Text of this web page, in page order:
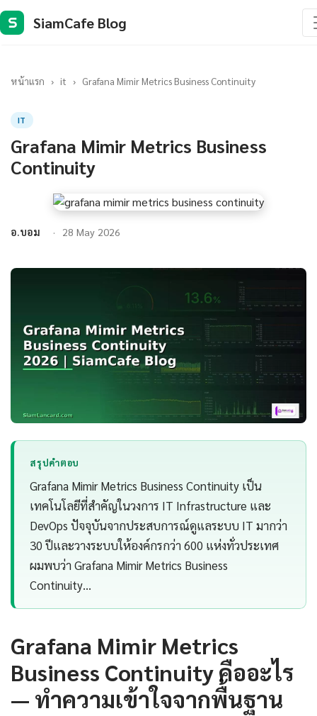
S SiamCafe Blog
หน้าแรก › it › Grafana Mimir Metrics Business Continuity
IT
Grafana Mimir Metrics Business
Continuity
อ.บอม 28 May 2026
สรุปคำตอบ
Grafana Mimir Metrics Business Continuity เป็น
เทคโนโลยีที่สำคัญในวงการ IT Infrastructure และ
DevOps ปัจจุบันจากประสบการณ์ดูแลระบบ IT มากว่า
30 ปีและวางระบบให้องค์กรกว่า 600 แห่งทั่วประเทศ
ผมพบว่า Grafana Mimir Metrics Business
Continuity…
Grafana Mimir Metrics
Business Continuity คืออะไร
— ทำความเข้าใจจากพื้นฐาน